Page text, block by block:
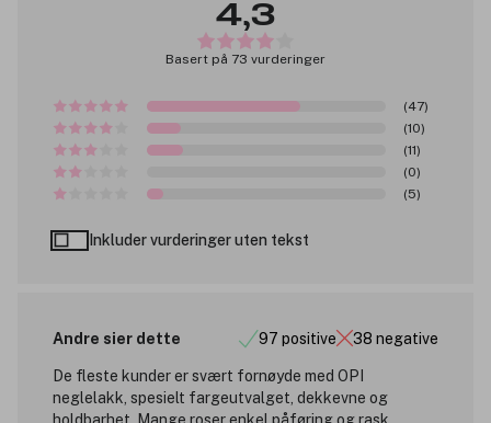
4,3
Basert på 73 vurderinger
(47)
(10)
(11)
(0)
(5)
Inkluder vurderinger uten tekst
Andre sier dette 97 positive 38 negative
De fleste kunder er svært fornøyde med OPI
neglelakk, spesielt fargeutvalget, dekkevne og